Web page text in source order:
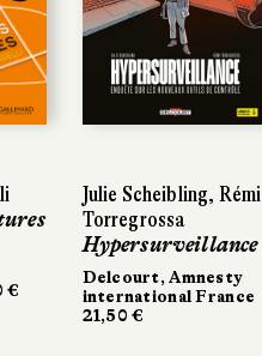
€
Julie Scheibling, Rémi
Torregrossa
Hypersurveillance
Delcourt, Amnesty
international France
21,50 €